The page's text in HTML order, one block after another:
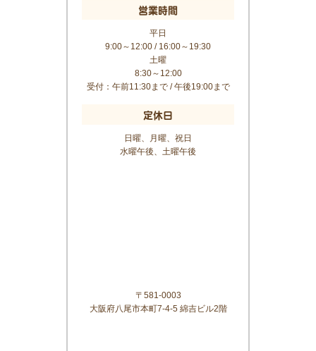
営業時間
平日
9:00～12:00 / 16:00～19:30
土曜
8:30～12:00
受付：午前11:30まで / 午後19:00まで
定休日
日曜、月曜、祝日
水曜午後、土曜午後
〒581-0003
大阪府八尾市本町7-4-5 綿吉ビル2階